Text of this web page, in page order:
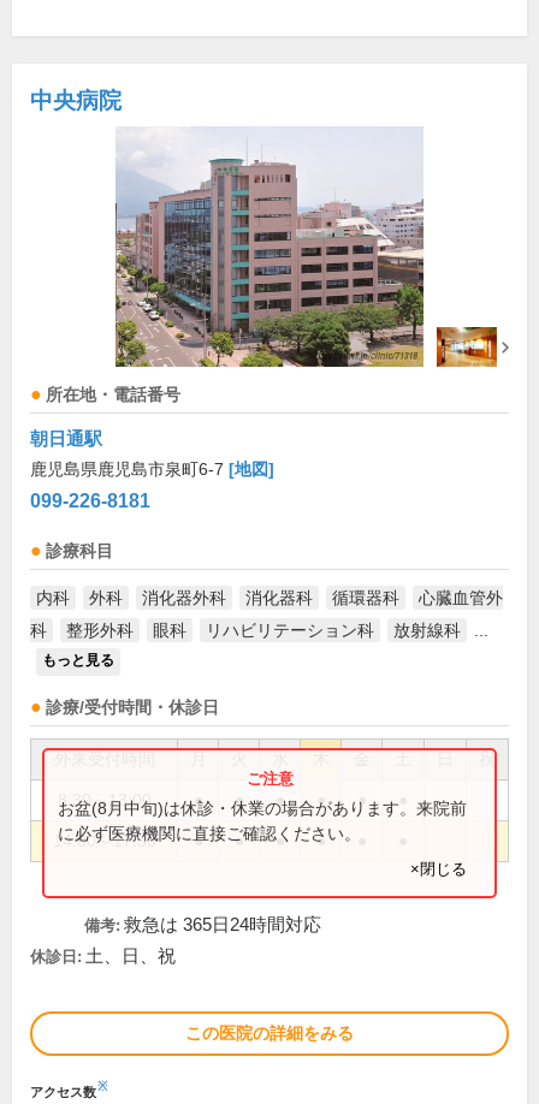
中央病院
所在地・電話番号
朝日通駅
鹿児島県鹿児島市泉町6-7 [地図]
099-226-8181
診療科目
内科 外科 消化器外科 消化器科 循環器科
心臓血管外
科
整形外科 眼科 リハビリテーション科 放射線科
もっと見る
診療/受付時間・休診日
祝
8:30～13:00 ● ● ● ● ●
14:00～17:30 ● ● ● ●
お盆(8月中旬)は休診・休業の場合があります。来院前
に必ず医療機関に直接ご確認ください。
×閉じる
備考: 救急は 365日24時間対応
休診日: 土、日、祝
この医院の詳細をみる
アクセス数※